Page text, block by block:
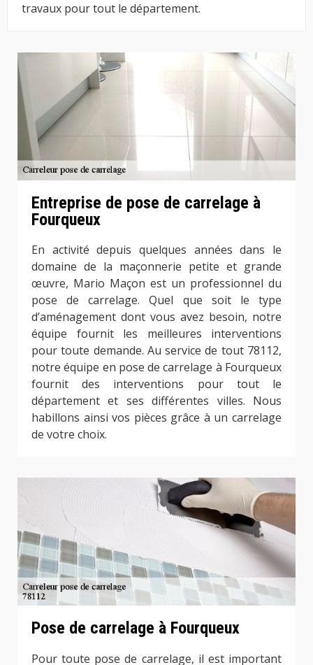
travaux pour tout le département.
Entreprise de pose de carrelage à
Fourqueux
En activité depuis quelques années dans le
domaine de la maçonnerie petite et grande
œuvre, Mario Maçon est un professionnel du
pose de carrelage. Quel que soit le type
d’aménagement dont vous avez besoin, notre
équipe fournit les meilleures interventions
pour toute demande. Au service de tout 78112,
notre équipe en pose de carrelage à Fourqueux
fournit des interventions pour tout le
département et ses différentes villes. Nous
habillons ainsi vos pièces grâce à un carrelage
de votre choix.
Pose de carrelage à Fourqueux
Pour toute pose de carrelage, il est important